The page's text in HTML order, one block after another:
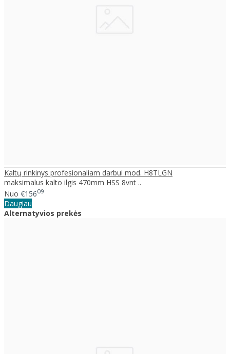
Kaltų rinkinys profesionaliam darbui mod. H8TLGN
maksimalus kalto ilgis 470mm HSS 8vnt ..
Nuo €15609
Daugiau
Alternatyvios prekės